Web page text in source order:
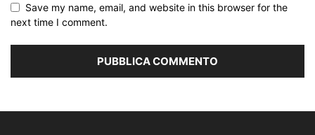
Save my name, email, and website in this browser for the
next time I comment.